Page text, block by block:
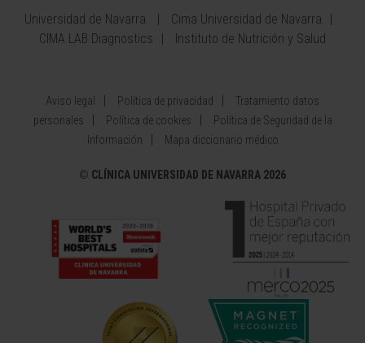
Universidad de Navarra
Cima Universidad de Navarra
CIMA LAB Diagnostics
Instituto de Nutrición y Salud
Aviso legal Política de privacidad
Tratamiento datos
personales
Política de cookies
Política de Seguridad de la
Información
Mapa diccionario médico
© CLÍNICA UNIVERSIDAD DE NAVARRA 2026